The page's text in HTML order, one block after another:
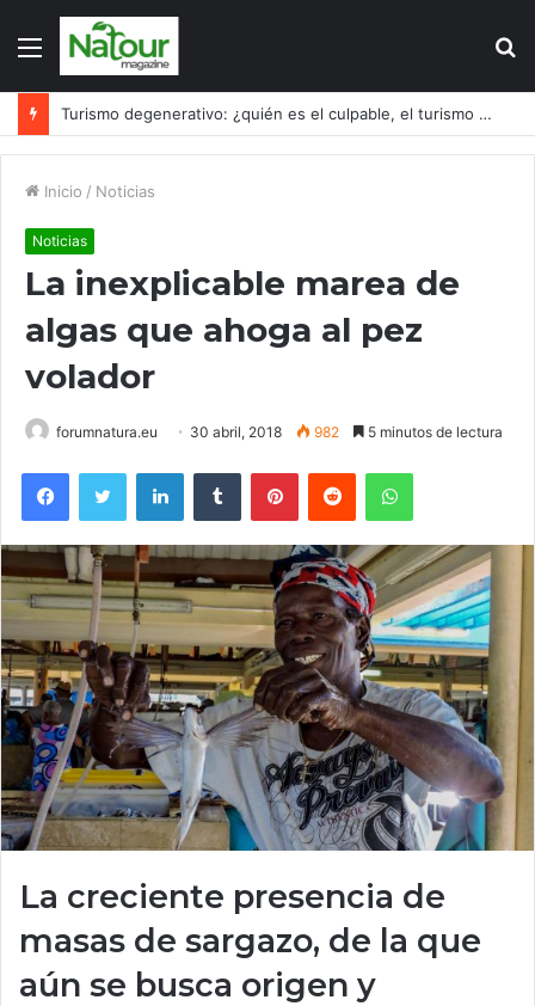
Menú
Turismo degenerativo: ¿quién es el culpable, el turismo o los turistas?
Inicio / Noticias
Noticias
La inexplicable marea de
algas que ahoga al pez
volador
forumnatura.eu 30 abril, 2018 982 5 minutos de lectura
FacebookTwitter LinkedInTumblr PinterestReddit WhatsApp
La creciente presencia de
masas de sargazo, de la que
aún se busca origen y